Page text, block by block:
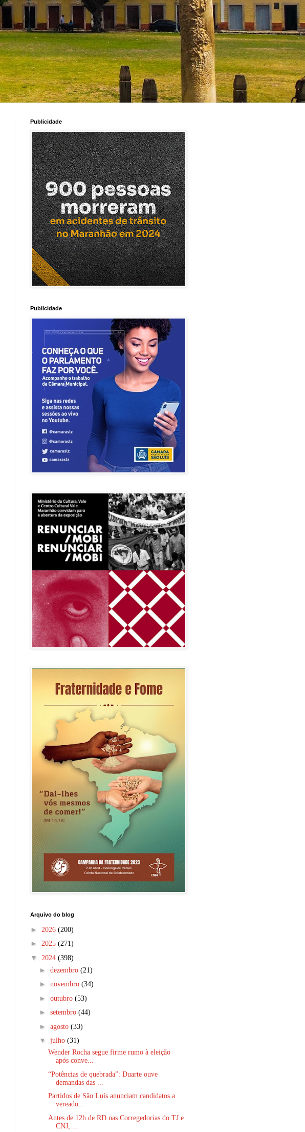
Publicidade
Publicidade
Arquivo do blog
► 2026 (200)
► 2025 (271)
▼ 2024 (398)
► dezembro (21)
► novembro (34)
► outubro (53)
► setembro (44)
► agosto (33)
▼ julho (31)
Wender Rocha segue firme rumo à eleição
após conve...
“Potências de quebrada”: Duarte ouve
demandas das ...
Partidos de São Luís anunciam candidatos a
vereado...
Antes de 12h de RD nas Corregedorias do TJ e
CNJ, ...